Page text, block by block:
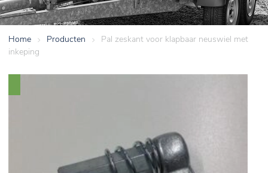
Home > Producten >
Pal zeskant voor klapbaar neuswiel met
inkeping